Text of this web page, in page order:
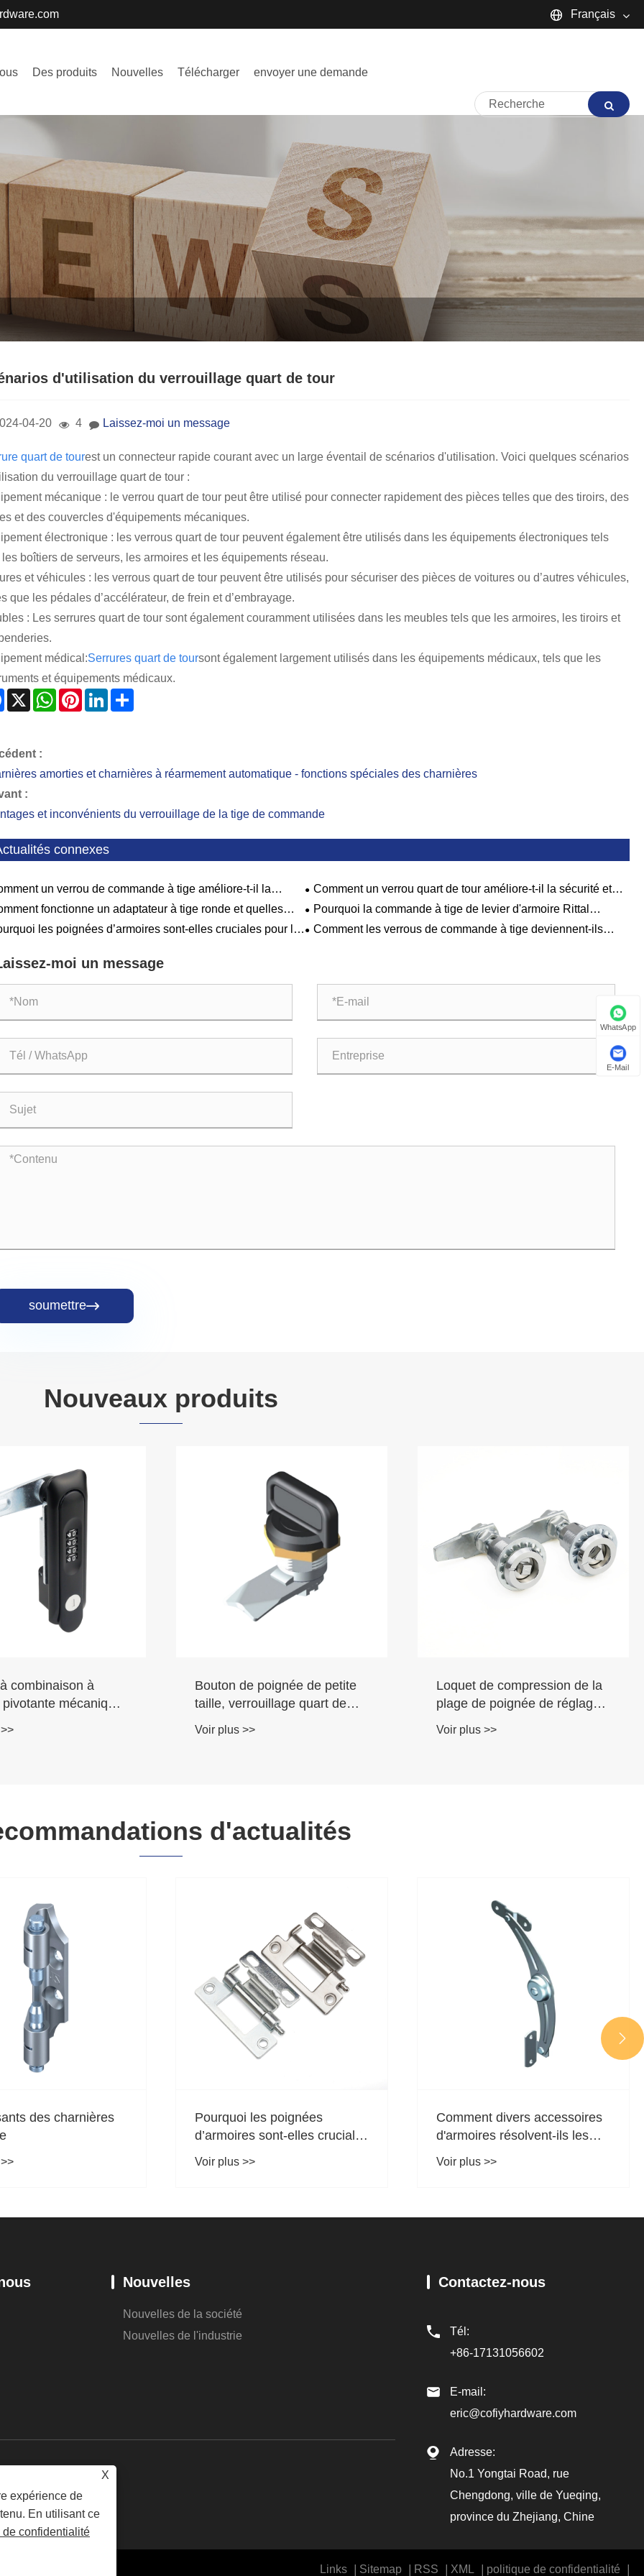
Français
Português
Deutsch
Italiano
Svenska
Dansk
Suomi
Des produits Nouvelles Télécharger envoyer une demande
d'utilisation du verrouillage quart de tour
04-20 4 Laissez-moi un message
quart de tourest un connecteur rapide courant avec un large éventail de scénarios d'utilisation. Voici quelques scénarios
du verrouillage quart de tour :
mécanique : le verrou quart de tour peut être utilisé pour connecter rapidement des pièces telles que des tiroirs, des
et des couvercles d'équipements mécaniques.
électronique : les verrous quart de tour peuvent également être utilisés dans les équipements électroniques tels
boîtiers de serveurs, les armoires et les équipements réseau.
et véhicules : les verrous quart de tour peuvent être utilisés pour sécuriser des pièces de voitures ou d’autres véhicules,
que les pédales d’accélérateur, de frein et d’embrayage.
: Les serrures quart de tour sont également couramment utilisées dans les meubles tels que les armoires, les tiroirs et
médical:Serrures quart de toursont également largement utilisés dans les équipements médicaux, tels que les
et équipements médicaux.
Facebook
X WhatsAppPinterestLinkedIn
:
amorties et charnières à réarmement automatique - fonctions spéciales des charnières
:
et inconvénients du verrouillage de la tige de commande
connexes
un verrou de commande à tige améliore-t-il la
et l'efficacité des portes industrielles ?
Comment un verrou quart de tour améliore-t-il la sécurité et
l’efficacité ?
fonctionne un adaptateur à tige ronde et quelles
ses principales applications ?
Pourquoi la commande à tige de levier d'armoire Rittal
devient-elle le choix privilégié pour les armoires industrielles ?
les poignées d’armoires sont-elles cruciales pour la
Comment les verrous de commande à tige deviennent-ils
moi un message
soumettre
Nouveaux produits
poignée de petite
quart de
Loquet de compression de la
plage de poignée de réglage
Voir plus >>
Loquet à compression à
bouton étoile
Voir plus >>
d'actualités
les poignées
sont-elles cruciales
Comment divers accessoires
d'armoires résolvent-ils les
problèmes de la cuisine et
augmentent-ils la satisfaction
Voir plus >>
Une brève analyse de
l'installation et de l'application
de charnières visibles
Voir plus >>

Nouvelles
Nouvelles de la société
Nouvelles de l'industrie
Contactez-nous
Tél:
+86-17131056602
E-mail:
eric@cofiyhardware.com
Adresse:
No.1 Yongtai Road, rue
Chengdong, ville de Yueqing,
province du Zhejiang, Chine
Links Sitemap RSS XML politique de confidentialité
WhatsApp
E-Mail
X
expérience de
En utilisant ce
confidentialité